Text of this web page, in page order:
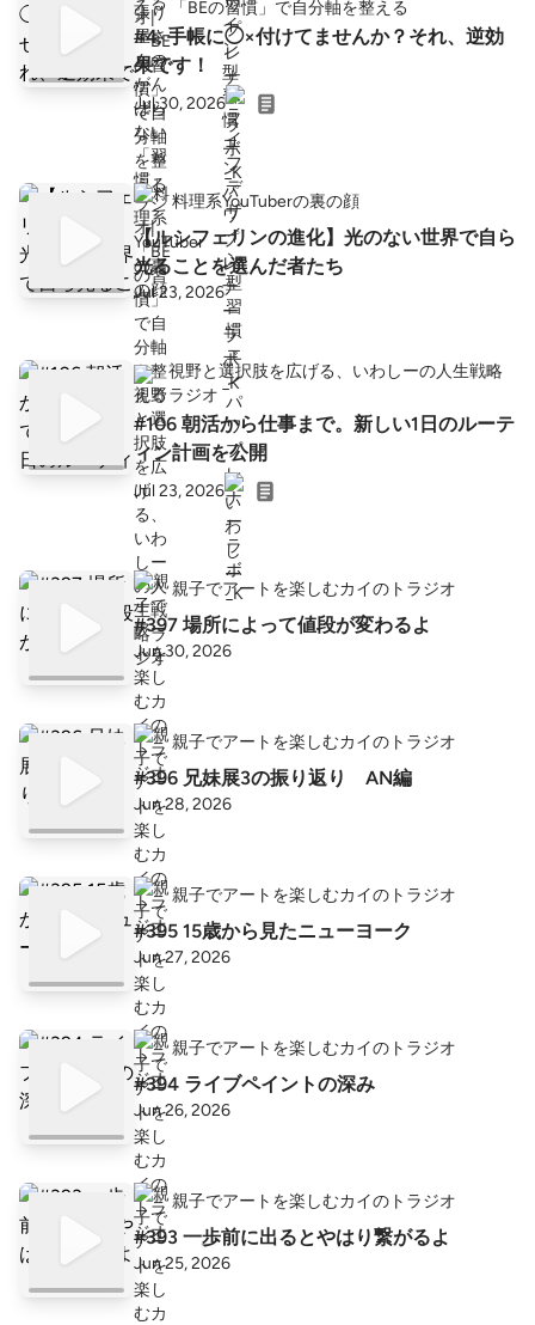
「BEの習慣」で自分軸を整える
#4. 手帳に◯×付けてませんか？それ、逆効
果です！
Jul 30, 2026
料理系YouTuberの裏の顔
【ルシフェリンの進化】光のない世界で自ら
光ることを選んだ者たち
Jul 23, 2026
視野と選択肢を広げる、いわしーの人生戦略
ラジオ
#106 朝活から仕事まで。新しい1日のルーテ
ィン計画を公開
Jul 23, 2026
親子でアートを楽しむカイのトラジオ
#397 場所によって値段が変わるよ
Jun 30, 2026
親子でアートを楽しむカイのトラジオ
#396 兄妹展3の振り返り AN編
Jun 28, 2026
親子でアートを楽しむカイのトラジオ
#395 15歳から見たニューヨーク
Jun 27, 2026
親子でアートを楽しむカイのトラジオ
#394 ライブペイントの深み
Jun 26, 2026
親子でアートを楽しむカイのトラジオ
#393 一歩前に出るとやはり繋がるよ
Jun 25, 2026